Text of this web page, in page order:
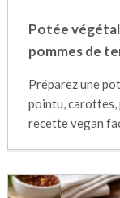
Potée
pommes de
Préparez une
pointu, carottes,
recette vegan